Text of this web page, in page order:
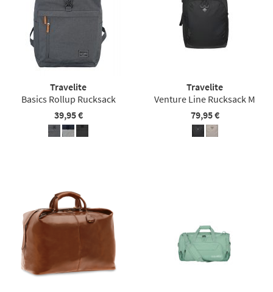
Travelite
Basics Rollup Rucksack
39,95 €
Travelite
Venture Line Rucksack M
79,95 €